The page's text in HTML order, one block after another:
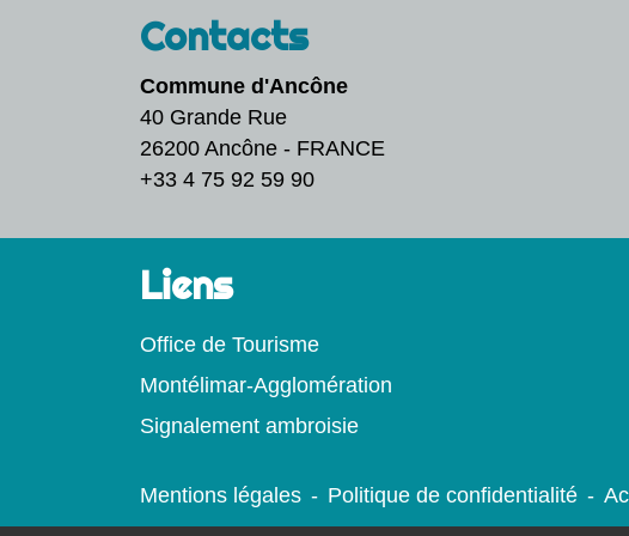
Contacts
Commune d'Ancône
40 Grande Rue
26200 Ancône - FRANCE
+33 4 75 92 59 90
Liens
Office de Tourisme
Montélimar-Agglomération
Signalement ambroisie
Mentions légales - Politique de confidentialité -